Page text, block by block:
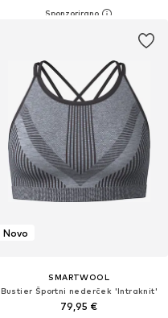
Novo
SMARTWOOL
Bustier Športni nederček 'Intraknit'
79,95 €